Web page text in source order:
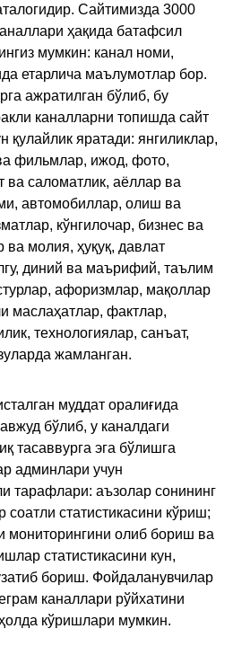
Сайтимизда 3000
ҳақида батафсил
мумкин: канал номи,
етарлича маълумотлар бор.
ажратилган бўлиб, бу
каналларни топишда сайт
қулайлик яратади: янгиликлар,
фильмлар, ижод, фото,
ва саломатлик, аёллар ва
автомобиллар, олиш ва
кўнгилочар, бизнес ва
молия, ҳуқуқ, давлат
диний ва маърифий, таълим
афоризмлар, мақоллар
маслаҳатлар, фактлар,
технологиялар, санъат,
жамланган.
муддат оралиғида
бўлиб, у каналдаги
тасаввурга эга бўлишга
админлари учун
тарафлари: аъзолар сонининг
соатли статистикасини кўриш;
мониторингини олиб бориш ва
статистикасини кун,
бориш. Фойдаланувчилар
каналлари рўйхатини
кўришлари мумкин.